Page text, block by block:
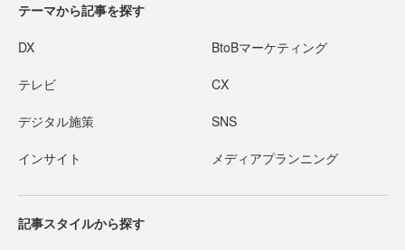
テーマから記事を探す
DX BtoBマーケティング
テレビ CX
デジタル施策 SNS
インサイト メディアプランニング
記事スタイルから探す